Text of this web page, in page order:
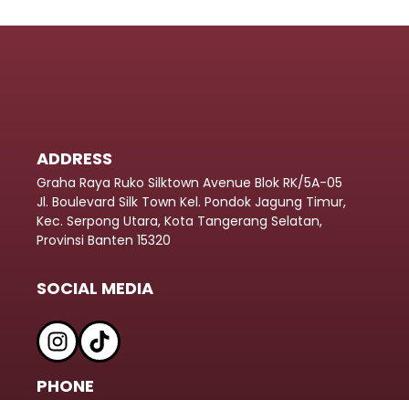
ADDRESS
Graha Raya Ruko Silktown Avenue Blok RK/5A-05
Jl. Boulevard Silk Town Kel. Pondok Jagung Timur,
Kec. Serpong Utara, Kota Tangerang Selatan,
Provinsi Banten 15320
SOCIAL MEDIA
PHONE